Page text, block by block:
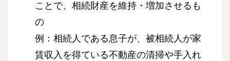
ことで、相続財産を維持・増加させるも
の
例：相続人である息子が、被相続人が家
賃収入を得ている不動産の清掃や手入れ